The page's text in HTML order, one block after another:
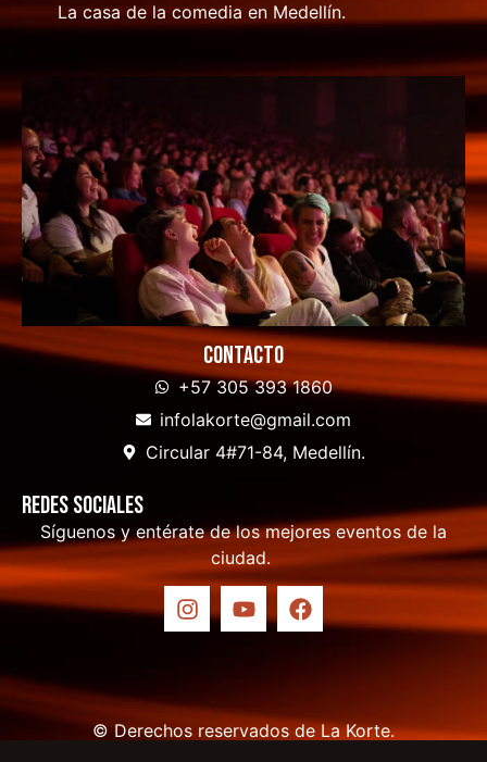
La casa de la comedia en Medellín.
Contacto
+57 305 393 1860
infolakorte@gmail.com
Circular 4#71-84, Medellín.
Redes sociales
Síguenos y entérate de los mejores eventos de la
ciudad.
© Derechos reservados de La Korte.